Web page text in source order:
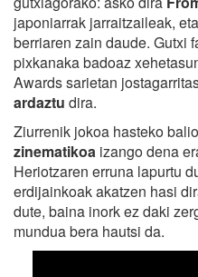
japoniarrak jarraitzaileak,
berriaren zain daude. Gutxi
pixkanaka badoaz
Awards sarietan
ardaztu dira.
Ziurrenik jokoa hasteko
zinematikoa izango dena
Heriotzaren erruna lapurtu
erdijainkoak akatzen hasi
dute, baina inork ez daki
mundua bera hautsi da.